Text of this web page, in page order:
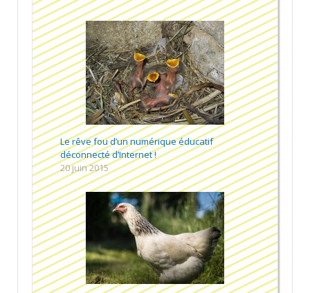
Le rêve fou d’un numérique éducatif
déconnecté d’Internet !
20 juin 2015